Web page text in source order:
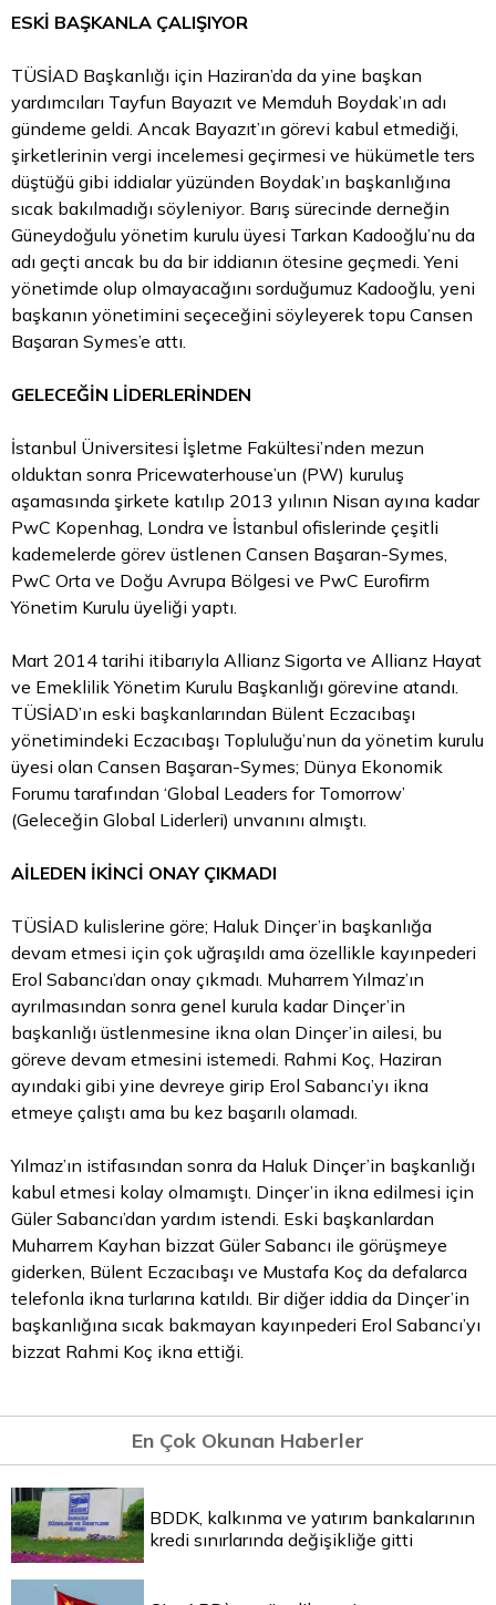
ESKİ BAŞKANLA ÇALIŞIYOR
TÜSİAD Başkanlığı için Haziran’da da yine başkan
yardımcıları Tayfun Bayazıt ve Memduh Boydak’ın adı
gündeme geldi. Ancak Bayazıt’ın görevi kabul etmediği,
şirketlerinin vergi incelemesi geçirmesi ve hükümetle ters
düştüğü gibi iddialar yüzünden Boydak’ın başkanlığına
sıcak bakılmadığı söyleniyor. Barış sürecinde derneğin
Güneydoğulu yönetim kurulu üyesi Tarkan Kadooğlu’nu da
adı geçti ancak bu da bir iddianın ötesine geçmedi. Yeni
yönetimde olup olmayacağını sorduğumuz Kadooğlu, yeni
başkanın yönetimini seçeceğini söyleyerek topu Cansen
Başaran Symes’e attı.
GELECEĞİN LİDERLERİNDEN
İstanbul Üniversitesi İşletme Fakültesi’nden mezun
olduktan sonra Pricewaterhouse’un (PW) kuruluş
aşamasında şirkete katılıp 2013 yılının Nisan ayına kadar
PwC Kopenhag, Londra ve İstanbul ofislerinde çeşitli
kademelerde görev üstlenen Cansen Başaran-Symes,
PwC Orta ve Doğu Avrupa Bölgesi ve PwC Eurofirm
Yönetim Kurulu üyeliği yaptı.
Mart 2014 tarihi itibarıyla Allianz Sigorta ve Allianz Hayat
ve Emeklilik Yönetim Kurulu Başkanlığı görevine atandı.
TÜSİAD’ın eski başkanlarından Bülent Eczacıbaşı
yönetimindeki Eczacıbaşı Topluluğu’nun da yönetim kurulu
üyesi olan Cansen Başaran-Symes; Dünya Ekonomik
Forumu tarafından ‘Global Leaders for Tomorrow’
(Geleceğin Global Liderleri) unvanını almıştı.
AİLEDEN İKİNCİ ONAY ÇIKMADI
TÜSİAD kulislerine göre; Haluk Dinçer’in başkanlığa
devam etmesi için çok uğraşıldı ama özellikle kayınpederi
Erol Sabancı’dan onay çıkmadı. Muharrem Yılmaz’ın
ayrılmasından sonra genel kurula kadar Dinçer’in
başkanlığı üstlenmesine ikna olan Dinçer’in ailesi, bu
göreve devam etmesini istemedi. Rahmi Koç, Haziran
ayındaki gibi yine devreye girip Erol Sabancı’yı ikna
etmeye çalıştı ama bu kez başarılı olamadı.
Yılmaz’ın istifasından sonra da Haluk Dinçer’in başkanlığı
kabul etmesi kolay olmamıştı. Dinçer’in ikna edilmesi için
Güler Sabancı’dan yardım istendi. Eski başkanlardan
Muharrem Kayhan bizzat Güler Sabancı ile görüşmeye
giderken, Bülent Eczacıbaşı ve Mustafa Koç da defalarca
telefonla ikna turlarına katıldı. Bir diğer iddia da Dinçer’in
başkanlığına sıcak bakmayan kayınpederi Erol Sabancı’yı
bizzat Rahmi Koç ikna ettiği.
En Çok Okunan Haberler
BDDK, kalkınma ve yatırım bankalarının
kredi sınırlarında değişikliğe gitti